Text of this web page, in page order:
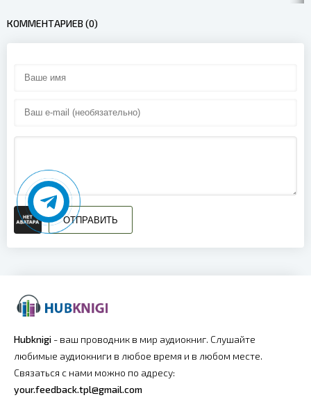
КОММЕНТАРИЕВ (0)
ОТПРАВИТЬ
Hubknigi - ваш проводник в мир аудиокниг. Слушайте
любимые аудиокниги в любое время и в любом месте.
Связаться с нами можно по адресу:
your.feedback.tpl@gmail.com